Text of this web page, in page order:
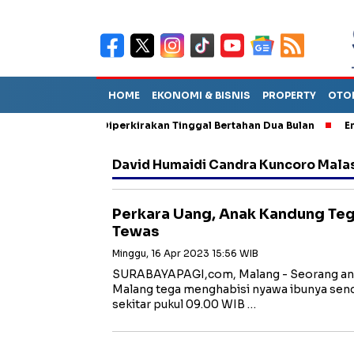
HOME EKONOMI & BISNIS PROPERTY
Sebut TPA Diperkirakan Tinggal Bertahan Dua Bulan Empat
David Humaidi Candra Kuncoro
Perkara Uang, Anak Kandung
Tewas
Minggu, 16 Apr 2023 15:56 WIB
SURABAYAPAGI,com, Malang - Seorang
Malang tega menghabisi nyawa ibunya
sekitar pukul 09.00 WIB …